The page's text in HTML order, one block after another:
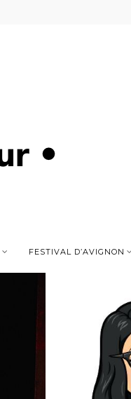
FESTIVAL D’AVIGNON